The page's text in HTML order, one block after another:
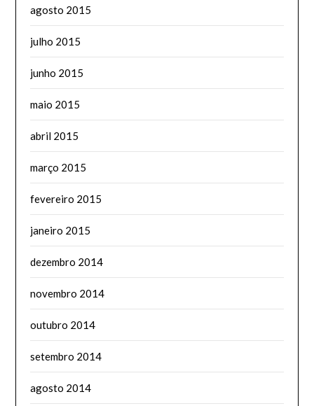
agosto 2015
julho 2015
junho 2015
maio 2015
abril 2015
março 2015
fevereiro 2015
janeiro 2015
dezembro 2014
novembro 2014
outubro 2014
setembro 2014
agosto 2014